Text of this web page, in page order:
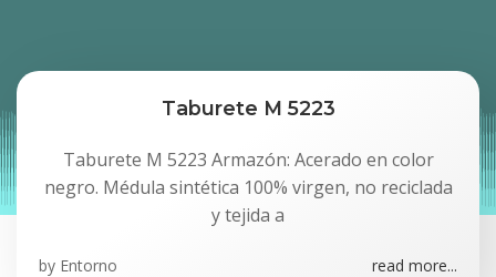
Taburete M 5223
Taburete M 5223 Armazón: Acerado en color
negro. Médula sintética 100% virgen, no reciclada
y tejida a
by Entorno read more...